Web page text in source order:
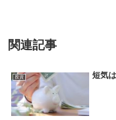
関連記事
投資 短気